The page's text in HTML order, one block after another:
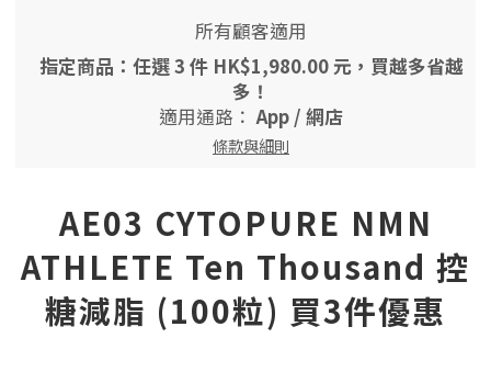
所有顧客適用
指定商品：任選 3 件 HK$1,980.00 元，買越多省越
多！
適用通路：App / 網店
條款與細則
AE03 CYTOPURE NMN
ATHLETE Ten Thousand 控
糖減脂 (100粒) 買3件優惠